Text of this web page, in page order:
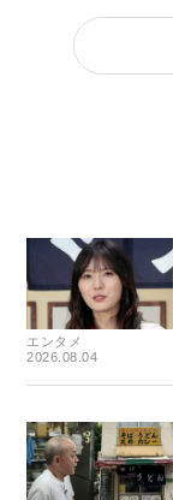
エンタメ
2026.08.04